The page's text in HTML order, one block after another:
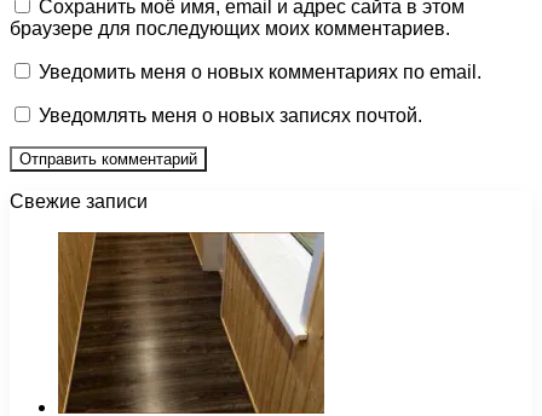
Сохранить моё имя, email и адрес сайта в этом
браузере для последующих моих комментариев.
Уведомить меня о новых комментариях по email.
Уведомлять меня о новых записях почтой.
Свежие записи